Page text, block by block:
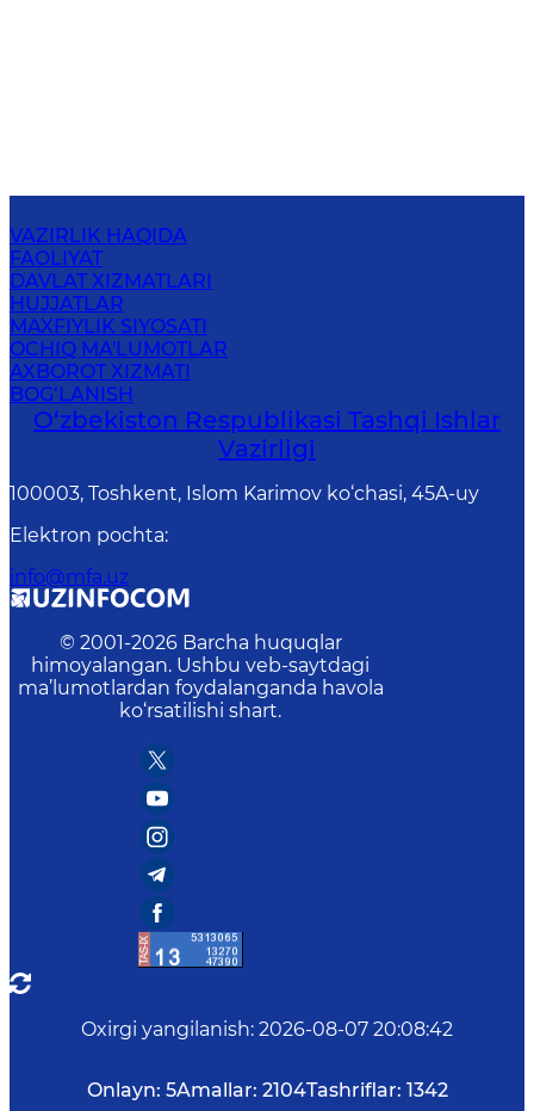
VAZIRLIK HAQIDA
FAOLIYAT
DAVLAT XIZMATLARI
HUJJATLAR
MAXFIYLIK SIYOSATI
OCHIQ MA'LUMOTLAR
AXBOROT XIZMATI
BOG‘LANISH
O‘zbеkistоn Rеspublikаsi Tashqi Ishlаr
Vаzirligi
100003, Toshkent, Islom Karimov ko‘chasi, 45A-uy
Elektron pochta:
info@mfa.uz
© 2001-2026 Barcha huquqlar
himoyalangan. Ushbu veb-saytdagi
ma’lumotlardan foydalanganda havola
ko‘rsatilishi shart.
Oxirgi yangilanish: 2026-08-07 20:08:42
Onlayn: 5Amallar: 2104Tashriflar: 1342